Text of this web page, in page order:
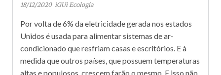
18/12/2020 iGUi Ecologia
Por volta de 6% da eletricidade gerada nos estados
Unidos é usada para alimentar sistemas de ar-
condicionado que resfriam casas e escritórios. E à
medida que outros países, que possuem temperaturas
altas e populosos, crescem farão o mesmo. E isso não